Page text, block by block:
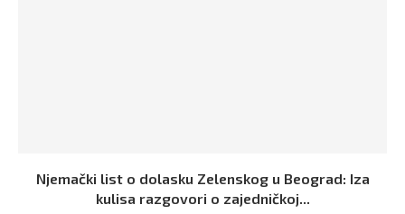
Njemački list o dolasku Zelenskog u Beograd: Iza
kulisa razgovori o zajedničkoj...